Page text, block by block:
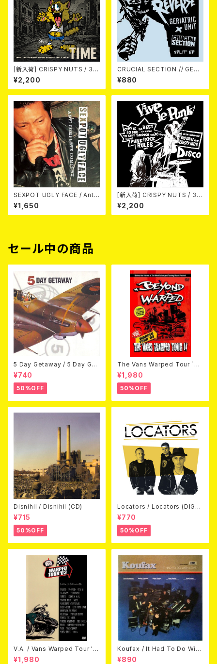
[新入荷] CRISPY NUTS / 30t
h Anniversary Vol.1 (7"EP)
¥2,200
CRUCIAL SECTION // GERI
ATRIC UNIT / Life In Rever
¥880
SEXPOT UGLY FACE / Anti
¥1,650
[新入荷] CRISPY NUTS / 30t
h Anniversary Vol.2 (7"EP)
¥2,200
セール中の商品
5 Day Getaway / 5 Day Get
away (CDEP)
¥740
50%OFF
The Vans Warped Tour `04
Beyond Warped (国内盤DV
D)
¥1,980
50%OFF
Disnihil / Disnihil (CD)
¥715
50%OFF
Locators / Locators (DIGPA
CK CD)
¥770
50%OFF
V.A. / Vans Warped Tour '0
3 (DVD)
¥1,980
Koufax / It Had To Do With
Love (CD)
¥890